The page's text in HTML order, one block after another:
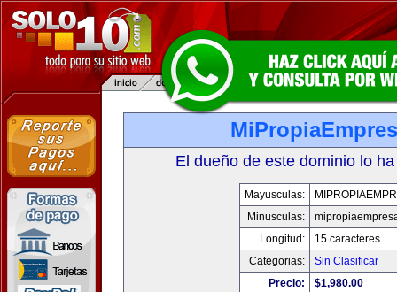
El dueño de este dominio lo
Mayusculas:
Minusculas:
Longitud:
15 caracteres
Categorias:
Sin Clasificar
Precio:
$1,980.00